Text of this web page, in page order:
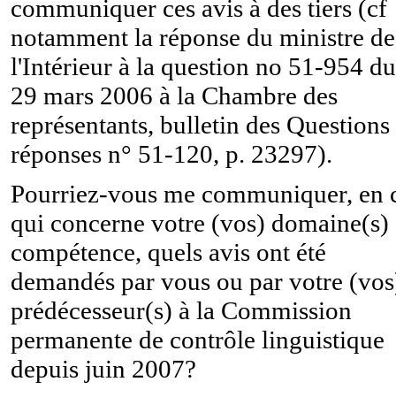
communiquer ces avis à des tiers (cf
notamment la réponse du ministre de
l'Intérieur à la question no 51-954 du
29 mars 2006 à la Chambre des
représentants, bulletin des Questions
réponses n° 51-120, p. 23297).
Pourriez-vous me communiquer, en
qui concerne votre (vos) domaine(s)
compétence, quels avis ont été
demandés par vous ou par votre
prédécesseur(s) à la Commission
permanente de contrôle linguistique
depuis juin 2007?